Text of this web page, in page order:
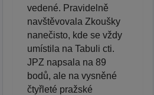
vedené. Pravidelně
navštěvovala Zkoušky
nanečisto, kde se vždy
umístila na Tabuli cti.
JPZ napsala na 89
bodů, ale na vysněné
čtyřleté pražské